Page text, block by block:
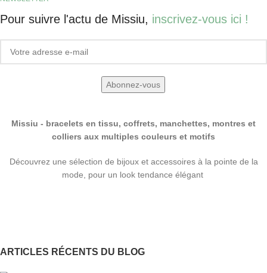
Pour suivre l'actu de Missiu, inscrivez-vous ici !
Missiu - bracelets en tissu, coffrets, manchettes, montres et
colliers aux multiples couleurs et motifs
Découvrez une sélection de bijoux et accessoires à la pointe de la
mode, pour un look tendance élégant
ARTICLES RÉCENTS DU BLOG